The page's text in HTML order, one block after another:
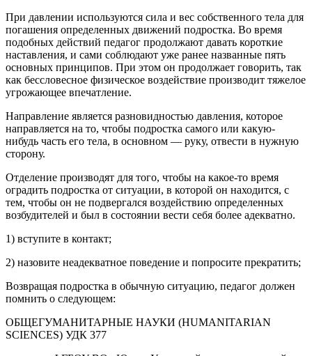
При давлении используются сила и вес собственного тела для
погашения определенных движений подростка. Во время
подобных действий педагог продолжают давать короткие
наставления, и сами соблюдают уже ранее названные пять
основных принципов. При этом он продолжает говорить, так
как бессловесное физическое воздействие производит тяжелое
угрожающее впечатление.
Направление является разновидностью давления, которое
направляется на то, чтобы подростка самого или какую-
нибудь часть его тела, в основном — руку, отвести в нужную
сторону.
Отделение производят для того, чтобы на какое-то время
оградить подростка от ситуации, в которой он находится, с
тем, чтобы он не подвергался воздействию определенных
возбудителей и был в состоянии вести себя более адекватно.
1) вступите в контакт;
2) назовите неадекватное поведение и попросите прекратить;
Возвращая подростка в обычную ситуацию, педагог должен
помнить о следующем:
ОБЩЕГУМАНИТАРНЫЕ НАУКИ (HUMANITARIAN
SCIENCES) УДК 377